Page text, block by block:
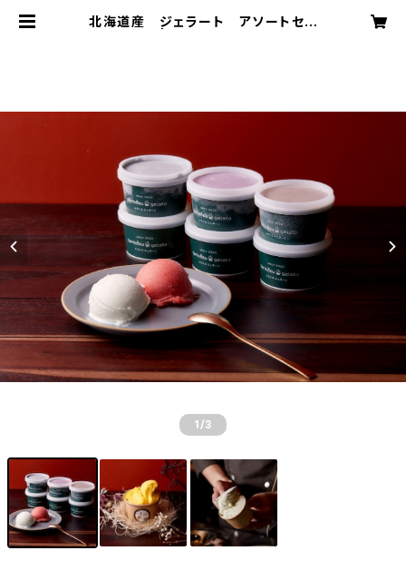
北海道産 ジェラート アソートセッ
1 /3